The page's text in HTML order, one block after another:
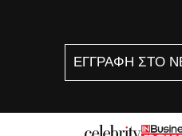
ΕΓΓΡΑΦΗ ΣΤΟ